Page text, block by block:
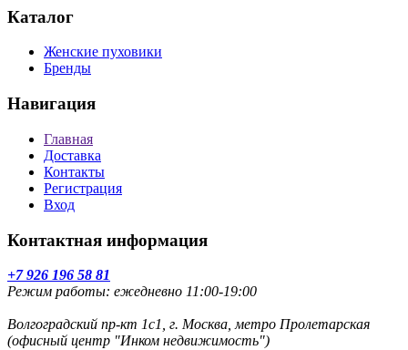
Каталог
Женские пуховики
Бренды
Навигация
Главная
Доставка
Контакты
Регистрация
Вход
Контактная информация
+7 926 196 58 81
Режим работы: ежедневно 11:00-19:00
Волгоградский пр-кт 1с1, г. Москва, метро Пролетарская
(офисный центр "Инком недвижимость")